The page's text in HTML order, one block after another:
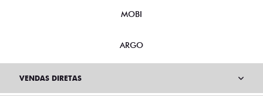
MOBI
ARGO
VENDAS DIRETAS